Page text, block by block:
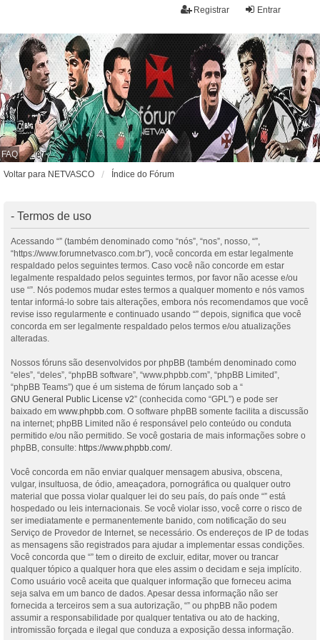
Entrar
Registrar
FAQ
Voltar para NETVASCO
Índice do Fórum
- Termos de uso
Acessando “” (também denominado como “nós”, “nos”, nosso, “”,
“https://www.forumnetvasco.com.br”), você concorda em estar legalmente
respaldado pelos seguintes termos. Caso você não concorde em estar
legalmente respaldado pelos seguintes termos, por favor não acesse e/ou
use “”. Nós podemos mudar estes termos a qualquer momento e nós vamos
tentar informá-lo sobre tais alterações, embora nós recomendamos que você
revise isso regularmente e continuado usando “” depois, significa que você
concorda em ser legalmente respaldado pelos termos e/ou atualizações
alteradas.
Nossos fóruns são desenvolvidos por phpBB (também denominado como
“eles”, “deles”, “phpBB software”, “www.phpbb.com”, “phpBB Limited”,
“phpBB Teams”) que é um sistema de fórum lançado sob a “
GNU General Public License v2” (conhecida como “GPL”) e pode ser
baixado em www.phpbb.com. O software phpBB somente facilita a discussão
na internet; phpBB Limited não é responsável pelo conteúdo ou conduta
permitido e/ou não permitido. Se você gostaria de mais informações sobre o
phpBB, consulte: https://www.phpbb.com/.
Você concorda em não enviar qualquer mensagem abusiva, obscena,
vulgar, insultuosa, de ódio, ameaçadora, pornográfica ou qualquer outro
material que possa violar qualquer lei do seu país, do país onde “” está
hospedado ou leis internacionais. Se você violar isso, você corre o risco de
ser imediatamente e permanentemente banido, com notificação do seu
Serviço de Provedor de Internet, se necessário. Os endereços de IP de todas
as mensagens são registrados para ajudar a implementar essas condições.
Você concorda que “” tem o direito de excluir, editar, mover ou trancar
qualquer tópico a qualquer hora que eles assim o decidam e seja implícito.
Como usuário você aceita que qualquer informação que forneceu acima
seja salva em um banco de dados. Apesar dessa informação não ser
fornecida a terceiros sem a sua autorização, “” ou phpBB não podem
assumir a responsabilidade por qualquer tentativa ou ato de hacking,
intromissão forçada e ilegal que conduza a exposição dessa informação.